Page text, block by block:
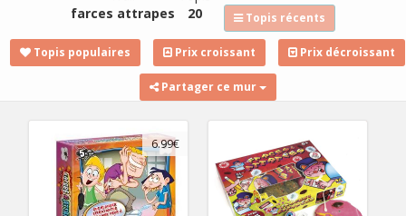
farces attrapes
20
Topis récents
Topis populaires Prix croissant Prix décroissant
Partager ce mur
6.99€